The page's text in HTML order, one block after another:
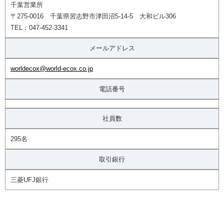
千葉営業所
〒275-0016 千葉県習志野市津田沼5-14-5 大和ビル306
TEL：047-452-3341
メールアドレス
worldecox@world-ecox.co.jp
電話番号
社員数
295名
取引銀行
三菱UFJ銀行